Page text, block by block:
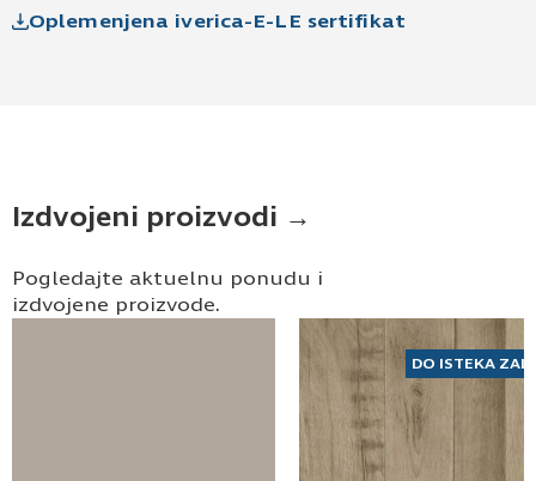
Oplemenjena iverica-E-LE sertifikat
Izdvojeni proizvodi →
Pogledajte aktuelnu ponudu i
izdvojene proizvode.
DO ISTEKA